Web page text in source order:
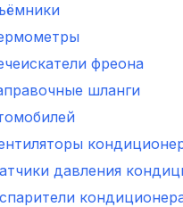
фреона
шланги
давления